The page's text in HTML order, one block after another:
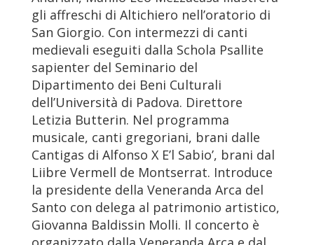
gli affreschi di Altichiero nell’oratorio di
San Giorgio. Con intermezzi di canti
medievali eseguiti dalla Schola Psallite
sapienter del Seminario del
Dipartimento dei Beni Culturali
dell’Università di Padova. Direttore
Letizia Butterin. Nel programma
musicale, canti gregoriani, brani dalle
Cantigas di Alfonso X E’l Sabio’, brani dal
Liibre Vermell de Montserrat. Introduce
la presidente della Veneranda Arca del
Santo con delega al patrimonio artistico,
Giovanna Baldissin Molli. Il concerto è